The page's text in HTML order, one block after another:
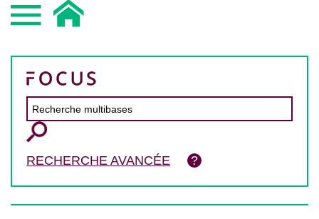
RECHERCHE AVANCÉE